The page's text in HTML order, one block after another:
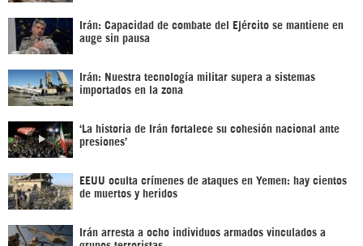
Irán: Capacidad de combate del Ejército se mantiene en
auge sin pausa
Irán: Nuestra tecnología militar supera a sistemas
importados en la zona
‘La historia de Irán fortalece su cohesión nacional ante
presiones’
EEUU oculta crímenes de ataques en Yemen: hay cientos
de muertos y heridos
Irán arresta a ocho individuos armados vinculados a
grupos terroristas